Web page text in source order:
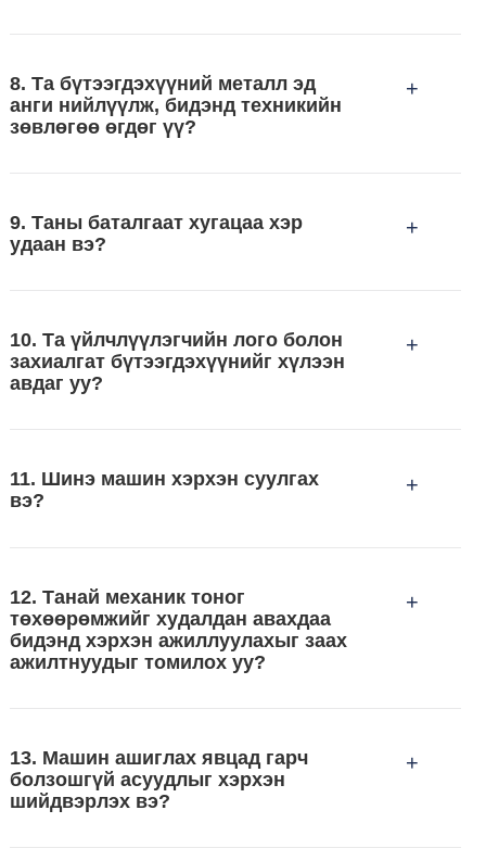
8. Та бүтээгдэхүүний металл эд
анги нийлүүлж, бидэнд техникийн
зөвлөгөө өгдөг үү?
+
9. Таны баталгаат хугацаа хэр
удаан вэ?
+
10. Та үйлчлүүлэгчийн лого болон
захиалгат бүтээгдэхүүнийг хүлээн
авдаг уу?
+
11. Шинэ машин хэрхэн суулгах
вэ?
+
12. Танай механик тоног
төхөөрөмжийг худалдан авахдаа
бидэнд хэрхэн ажиллуулахыг заах
ажилтнуудыг томилох уу?
+
13. Машин ашиглах явцад гарч
болзошгүй асуудлыг хэрхэн
шийдвэрлэх вэ?
+